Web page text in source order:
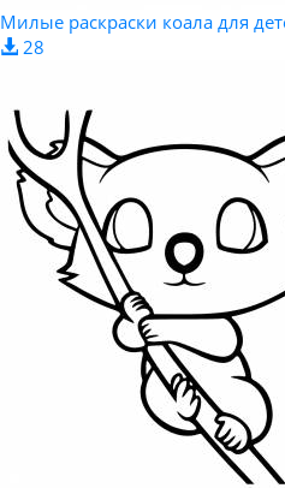
Милые раскраски коала для
28